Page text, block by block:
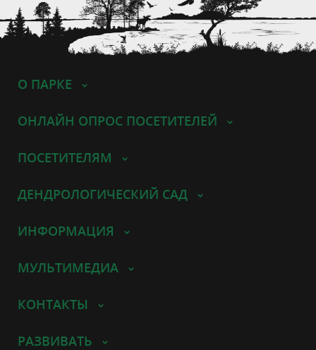
О ПАРКЕ
ОНЛАЙН ОПРОС ПОСЕТИТЕЛЕЙ
ПОСЕТИТЕЛЯМ
ДЕНДРОЛОГИЧЕСКИЙ САД
ИНФОРМАЦИЯ
МУЛЬТИМЕДИА
КОНТАКТЫ
РАЗВИВАТЬ